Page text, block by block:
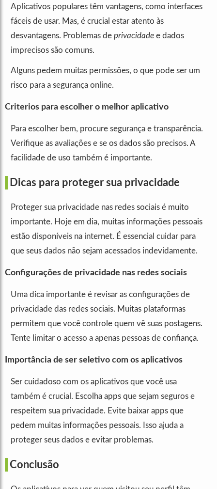
Aplicativos populares têm vantagens, como interfaces
fáceis de usar. Mas, é crucial estar atento às
desvantagens. Problemas de privacidade e dados
imprecisos são comuns.
Alguns pedem muitas permissões, o que pode ser um
risco para a segurança online.
Criterios para escolher o melhor aplicativo
Para escolher bem, procure segurança e transparência.
Verifique as avaliações e se os dados são precisos. A
facilidade de uso também é importante.
Dicas para proteger sua privacidade
Proteger sua privacidade nas redes sociais é muito
importante. Hoje em dia, muitas informações pessoais
estão disponíveis na internet. É essencial cuidar para
que seus dados não sejam acessados indevidamente.
Configurações de privacidade nas redes sociais
Uma dica importante é revisar as configurações de
privacidade das redes sociais. Muitas plataformas
permitem que você controle quem vê suas postagens.
Tente limitar o acesso a apenas pessoas de confiança.
Importância de ser seletivo com os aplicativos
Ser cuidadoso com os aplicativos que você usa
também é crucial. Escolha apps que sejam seguros e
respeitem sua privacidade. Evite baixar apps que
pedem muitas informações pessoais. Isso ajuda a
proteger seus dados e evitar problemas.
Conclusão